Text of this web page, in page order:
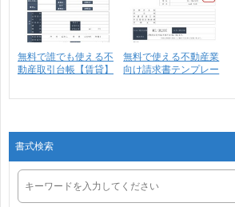
無料で誰でも使える不
動産取引台帳【賃貸】
無料で使える不動産業
向け請求書テンプレー
書式検索